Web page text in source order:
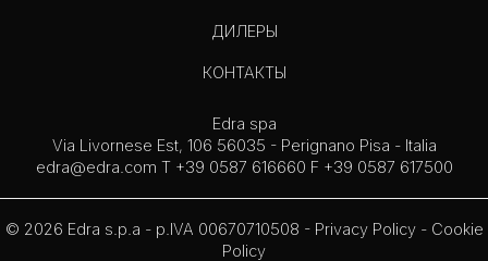
ДИЛЕРЫ
КОНТАКТЫ
Edra spa
Via Livornese Est, 106 56035 - Perignano Pisa - Italia
edra@edra.com T +39 0587 616660 F +39 0587 617500
© 2026 Edra s.p.a - p.IVA 00670710508 - Privacy Policy- Cookie
Policy